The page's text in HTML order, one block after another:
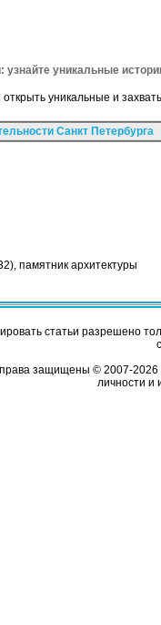
узнайте уникальные
уникальные и
Санкт Петербурга
памятник архитектуры
статьи разрешено
защищены © 2007-2026
личности и